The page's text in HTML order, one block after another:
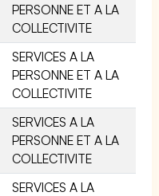
PERSONNE ET A LA
COLLECTIVITE
SERVICES A LA
PERSONNE ET A LA
COLLECTIVITE
SERVICES A LA
PERSONNE ET A LA
COLLECTIVITE
SERVICES A LA